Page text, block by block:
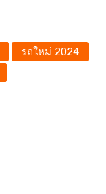
รถใหม่ 2024